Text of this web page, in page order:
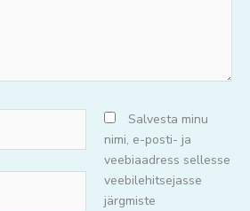
Salvesta minu
nimi, e-posti- ja
veebiaadress sellesse
veebilehitsejasse
järgmiste